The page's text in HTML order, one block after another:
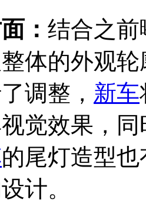
： 结合之
体的外观
调整， 新车
觉效果，
的尾灯造型
计。